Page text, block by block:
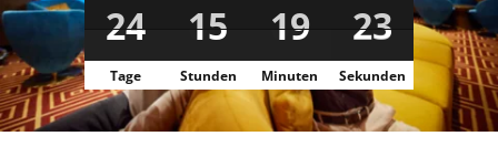
24
Tage
15
Stunden
19
Minuten
22
Sekunden